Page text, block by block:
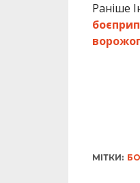
Раніше
МІТКИ: